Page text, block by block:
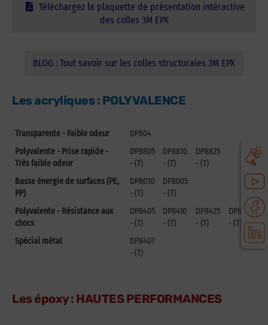
Téléchargez la plaquette de présentation intéractive
des colles 3M EPX
BLOG : Tout savoir sur les colles structurales 3M EPX
Les acryliques : POLYVALENCE
Transparente - Faible odeur
DP804
Polyvalente - Prise rapide -
Très faible odeur
DP8805
- (T)
DP8810
- (T)
DP8825
- (T)
Basse énergie de surfaces (PE,
PP)
DP8010
- (T)
DP8005
- (T)
Polyvalente - Résistance aux
chocs
DP8405
- (T)
DP8410
- (T)
DP8425
- (T)
DP810
- (T)
Spécial métal
DP8407
- (T)
Les époxy : HAUTES PERFORMANCES